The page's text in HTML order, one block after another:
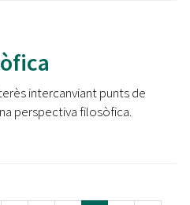
intercanviant punts de
perspectiva filosòfica.